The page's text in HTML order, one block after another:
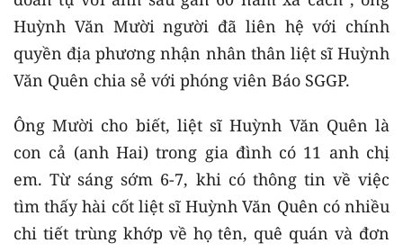
Huỳnh Văn Mười người đã liên hệ với chính
quyền địa phương nhận nhân thân liệt sĩ Huỳnh
Văn Quên chia sẻ với phóng viên Báo SGGP.
Ông Mười cho biết, liệt sĩ Huỳnh Văn Quên là
con cả (anh Hai) trong gia đình có 11 anh chị
em. Từ sáng sớm 6-7, khi có thông tin về việc
tìm thấy hài cốt liệt sĩ Huỳnh Văn Quên có nhiều
chi tiết trùng khớp về họ tên, quê quán và đơn